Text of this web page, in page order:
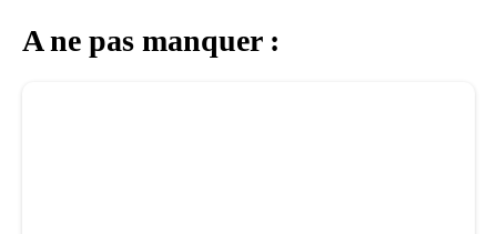
A ne pas manquer :